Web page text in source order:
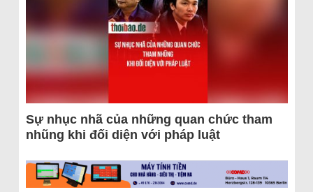
Sự nhục nhã của những quan chức tham
nhũng khi đối diện với pháp luật